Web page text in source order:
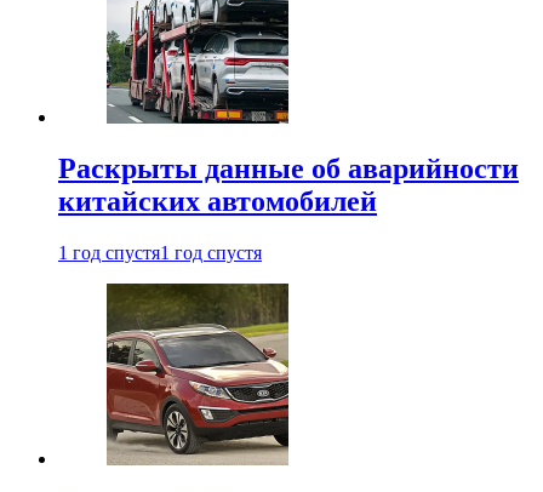
Раскрыты данные об аварийности
китайских автомобилей
1 год спустя1 год спустя